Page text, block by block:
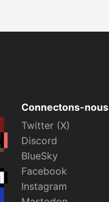
Connectons-nous
Twitter (X)
Discord
BlueSky
Facebook
Instagram